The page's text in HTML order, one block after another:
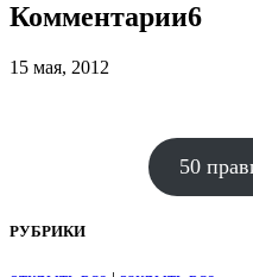
Комментарии6
15 мая, 2012
50
РУБРИКИ